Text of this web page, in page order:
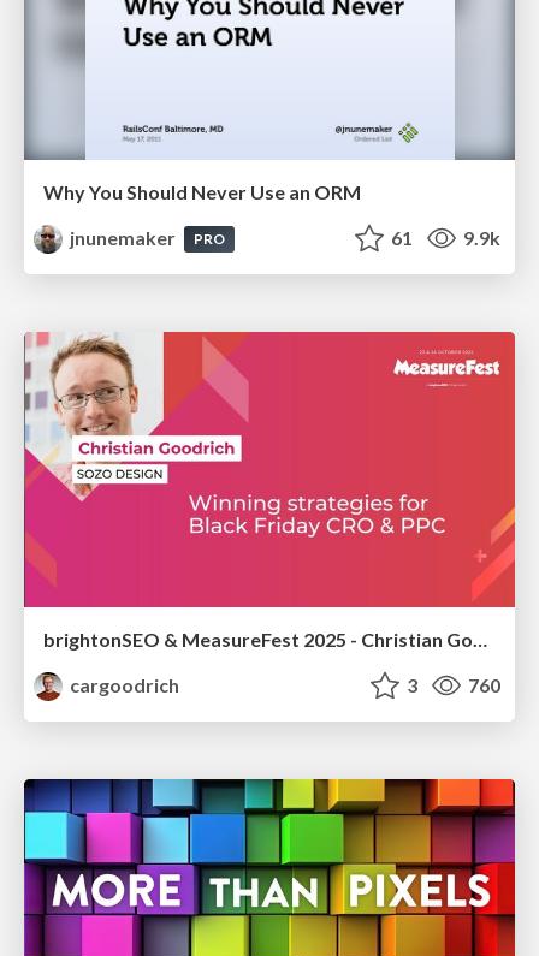
Why You Should Never Use an ORM
jnunemaker
PRO 61 9.9k
brightonSEO & MeasureFest 2025 - Christian Goodrich - Winning strategies for Black Friday CRO & PPC
cargoodrich
3 760